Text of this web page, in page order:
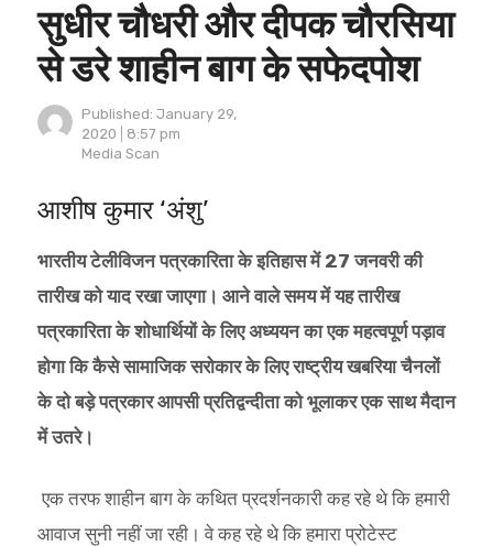
सुधीर चौधरी और दीपक चौरसिया
से डरे शाहीन बाग के सफेदपोश
Published: January 29,
2020
8:57 pm
Author
Media Scan
आशीष कुमार ‘अंशु’
भारतीय टेलीविजन पत्रकारिता के इतिहास में27 जनवरी की
तारीख को याद रखा जाएगा। आने वाले समय में यह तारीख
पत्रकारिता के शोधार्थियों के लिए अध्ययन का एक महत्वपूर्ण पड़ाव
होगा कि कैसे सामाजिक सरोकार के लिए राष्ट्रीय खबरिया चैनलों
के दो बड़े पत्रकार आपसी प्रतिद्वन्दीता को भूलाकर एक साथ मैदान
में उतरे।
एक तरफ शाहीन बाग के कथित प्रदर्शनकारी कह रहे थे कि हमारी
आवाज सुनी नहीं जा रही। वे कह रहे थे कि हमारा प्रोटेस्ट